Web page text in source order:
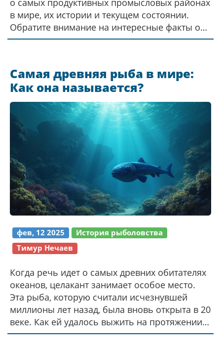
о самых продуктивных промысловых районах
в мире, их истории и текущем состоянии.
Обратите внимание на интересные факты о
рыбной ловле и советы, которые могут
становятся объектом внимания
профессиональных рыбаков? Узнайте об
этом в нашем захватывающем обзоре.
Самая древняя рыба в мире:
Как она называется?
фев, 12 2025
История рыболовства
Тимур Нечаев
Когда речь идет о самых древних обитателях
океанов, целакант занимает особое место.
Эта рыба, которую считали исчезнувшей
миллионы лет назад, была вновь открыта в 20
веке. Как ей удалось выжить на протяжении
всех этих изменений планеты? Почему ее